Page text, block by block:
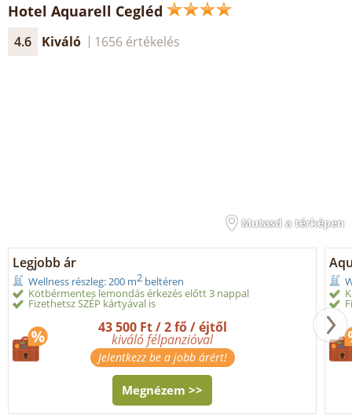
Hotel Aquarell Cegléd
4.6 Kiváló 1656 értékelés
Mutasd a térképen
Legjobb ár
Wellness részleg: 200 m2 beltéren
Kötbérmentes lemondás érkezés előtt 3 nappal
Fizethetsz SZÉP kártyával is
43 500 Ft / 2 fő / éjtől
kiváló félpanzióval
Jelentkezz be a jobb árért!
Megnézem >>